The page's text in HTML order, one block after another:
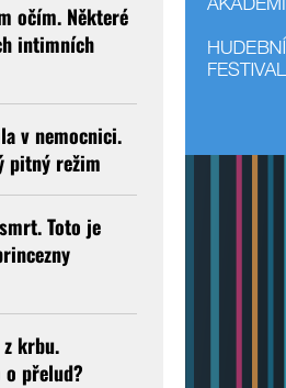
očím. Některé
intimních
v nemocnici.
pitný režim
Toto je
krbu.
o přelud?